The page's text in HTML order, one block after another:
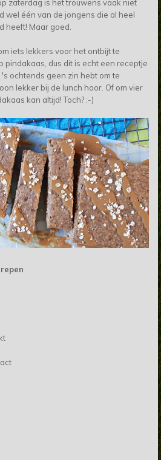
zaterdag is het trouwens vaak niet
wel één van de jongens die al heel
heeft! Maar goed.
iets lekkers voor het ontbijt te
pindakaas, dus dit is echt een receptje
ochtends geen zin hebt om te
lekker bij de lunch hoor. Of om vier
kan altijd! Toch? :-)